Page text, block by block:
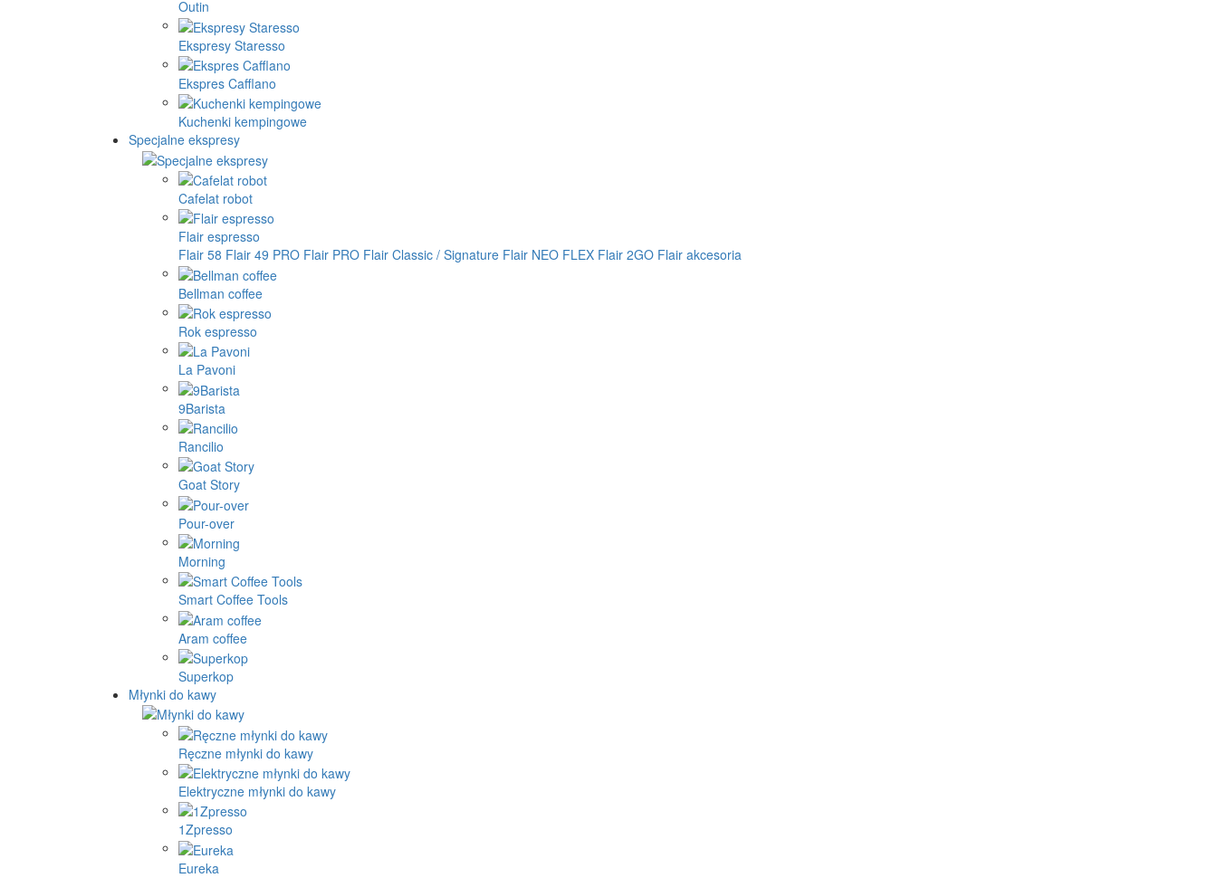
Outin
Ekspresy Staresso
Ekspres Cafflano
Kuchenki kempingowe
Specjalne ekspresy
Cafelat robot
Flair espresso
Flair 58 Flair 49 PRO Flair PRO Flair Classic / Signature Flair NEO FLEX Flair 2GO Flair akcesoria
Bellman coffee
Rok espresso
La Pavoni
9Barista
Rancilio
Goat Story
Pour-over
Morning
Smart Coffee Tools
Aram coffee
Superkop
Młynki do kawy
Ręczne młynki do kawy
Elektryczne młynki do kawy
1Zpresso
Eureka